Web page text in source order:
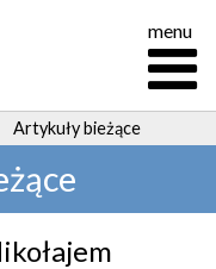
menu
Artykuły bieżące